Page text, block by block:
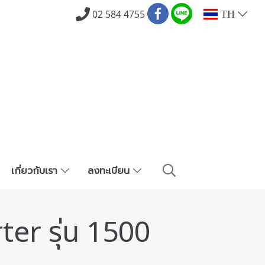
02 584 4755 TH
เกี่ยวกับเรา ลงทะเบียน
รุ่น 1500